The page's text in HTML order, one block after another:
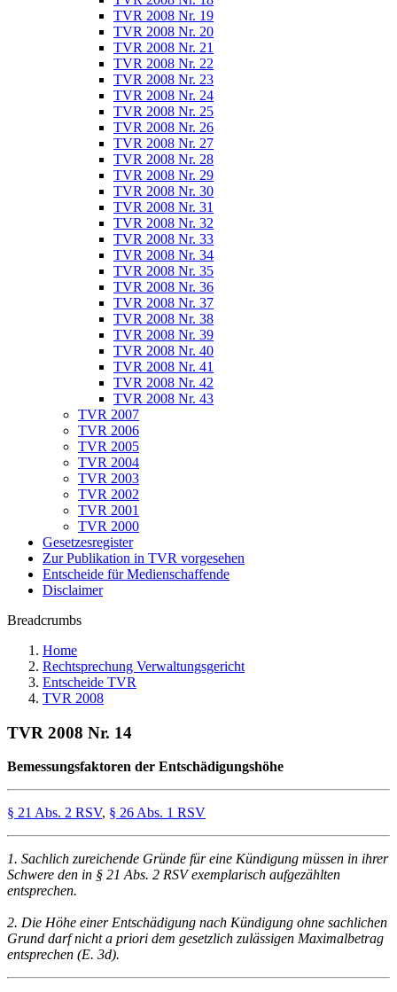
TVR 2008 Nr. 19
TVR 2008 Nr. 20
TVR 2008 Nr. 21
TVR 2008 Nr. 22
TVR 2008 Nr. 23
TVR 2008 Nr. 24
TVR 2008 Nr. 25
TVR 2008 Nr. 26
TVR 2008 Nr. 27
TVR 2008 Nr. 28
TVR 2008 Nr. 29
TVR 2008 Nr. 30
TVR 2008 Nr. 31
TVR 2008 Nr. 32
TVR 2008 Nr. 33
TVR 2008 Nr. 34
TVR 2008 Nr. 35
TVR 2008 Nr. 36
TVR 2008 Nr. 37
TVR 2008 Nr. 38
TVR 2008 Nr. 39
TVR 2008 Nr. 40
TVR 2008 Nr. 41
TVR 2008 Nr. 42
TVR 2008 Nr. 43
TVR 2007
TVR 2006
TVR 2005
TVR 2004
TVR 2003
TVR 2002
TVR 2001
TVR 2000
Gesetzesregister
Zur Publikation in TVR vorgesehen
Entscheide für Medienschaffende
Disclaimer
Breadcrumbs
Home
Rechtsprechung Verwaltungsgericht
Entscheide TVR
TVR 2008
TVR 2008 Nr. 14
Bemessungsfaktoren der Entschädigungshöhe
§ 21 Abs. 2 RSV, § 26 Abs. 1 RSV
1. Sachlich zureichende Gründe für eine Kündigung müssen in ihrer
Schwere den in § 21 Abs. 2 RSV exemplarisch aufgezählten
entsprechen.
2. Die Höhe einer Entschädigung nach Kündigung ohne sachlichen
Grund darf nicht a priori dem gesetzlich zulässigen Maximalbetrag
entsprechen (E. 3d).